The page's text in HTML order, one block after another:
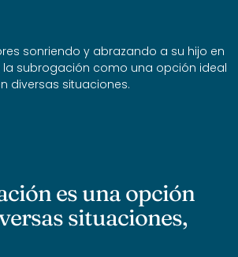
es una opción
situaciones,